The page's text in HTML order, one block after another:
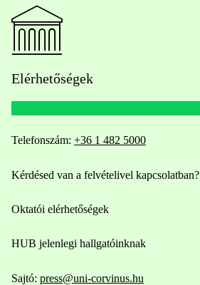
Elérhetőségek
Telefonszám: +36 1 482 5000
Kérdésed van a felvételivel kapcsolatban?
Oktatói elérhetőségek
HUB jelenlegi hallgatóinknak
Sajtó: press@uni-corvinus.hu